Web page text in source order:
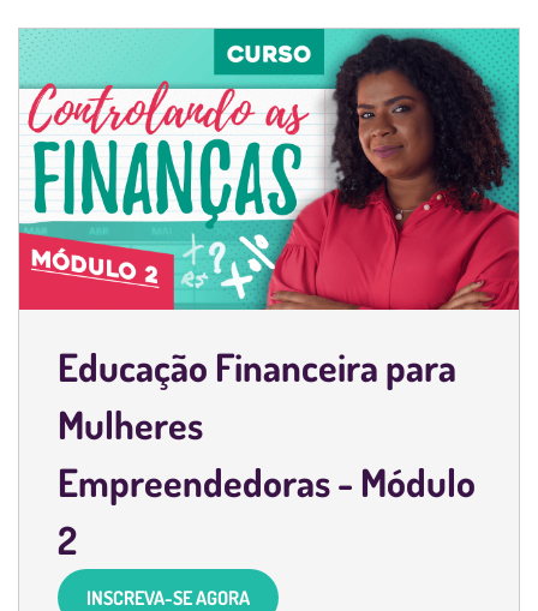
Educação Financeira para
Mulheres
Empreendedoras - Módulo
2
INSCREVA-SE AGORA